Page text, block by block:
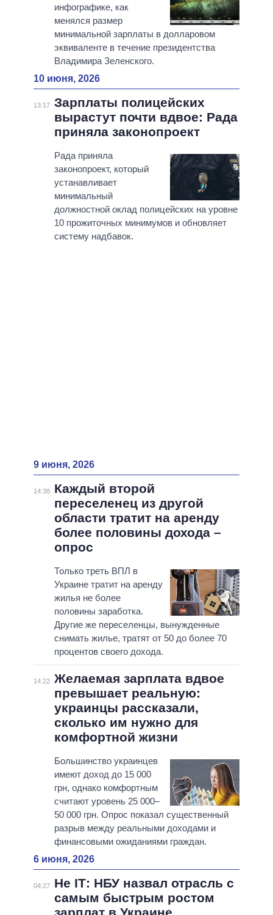
инфографике, как
менялся размер
минимальной зарплаты в долларовом
эквиваленте в течение президентства
Владимира Зеленского.
10 июня, 2026
13:17 Зарплаты полицейских
вырастут почти вдвое: Рада
приняла законопроект
Рада приняла
законопроект, который
устанавливает
минимальный
должностной оклад полицейских на уровне
10 прожиточных минимумов и обновляет
систему надбавок.
9 июня, 2026
14:38
Каждый второй
переселенец из другой
области тратит на аренду
более половины дохода –
опрос
Только треть ВПЛ в
Украине тратит на аренду
жилья не более
половины заработка.
Другие же переселенцы, вынужденные
снимать жилье, тратят от 50 до более 70
процентов своего дохода.
14:22 Желаемая зарплата вдвое
превышает реальную:
украинцы рассказали,
сколько им нужно для
комфортной жизни
Большинство украинцев
имеют доход до 15 000
грн, однако комфортным
считают уровень 25 000–
50 000 грн. Опрос показал существенный
разрыв между реальными доходами и
финансовыми ожиданиями граждан.
6 июня, 2026
04:27
Не IТ: НБУ назвал отрасль с
самым быстрым ростом